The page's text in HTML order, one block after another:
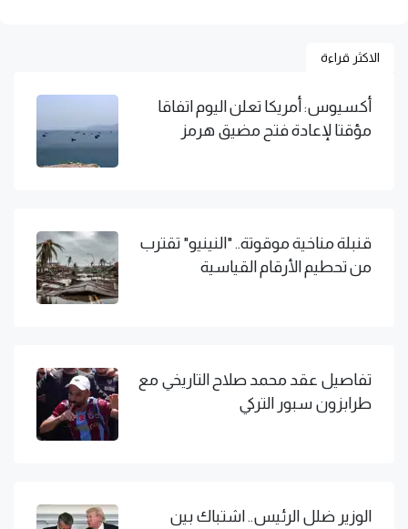
الاكثر قراءة
أكسيوس: أمريكا تعلن اليوم اتفاقا
مؤقتا لإعادة فتح مضيق هرمز
قنبلة مناخية موقوتة.. "النينيو" تقترب
من تحطيم الأرقام القياسية
تفاصيل عقد محمد صلاح التاريخي مع
طرابزون سبور التركي
الوزير ضلل الرئيس.. اشتباك بين